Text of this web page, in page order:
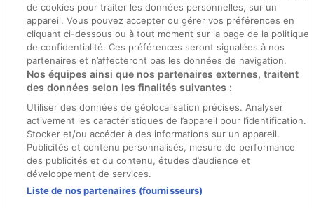
et conditions de l’hébergement et confort de la chambre
Hôtel proche de la gare de la Part Dieu avec un
restaurant sur place. Calme. Personnel très sympathique
Séjour de 1 nuit en octobre 2025
0
Avis vérifié
10/10 Excellent
isaya
23 oct. 2025
et conditions de l’hébergement et confort de la chambre
de cookies pour traiter les données personnelles, sur un
appareil. Vous pouvez accepter ou gérer vos préférences en
cliquant ci-dessous ou à tout moment sur la page de la politique
de confidentialité. Ces préférences seront signalées à nos
partenaires et n’affecteront pas les données de navigation.
Nos équipes ainsi que nos partenaires externes, traitent
des données selon les finalités suivantes :
Utiliser des données de géolocalisation précises. Analyser
activement les caractéristiques de l’appareil pour l’identification.
Stocker et/ou accéder à des informations sur un appareil.
Publicités et contenu personnalisés, mesure de performance
des publicités et du contenu, études d’audience et
développement de services.
Liste de nos partenaires (fournisseurs)